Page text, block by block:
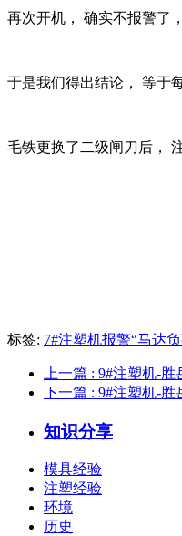
再次开机， 确实不报警了
于是我们得出结论， 等于
毛铁更换了二级闸刀后，
标签: 7#注塑机报警“马达
上一篇 : 9#注塑机-胜
下一篇 : 9#注塑机-胜
知识分享
模具经验
注塑经验
环境
历史